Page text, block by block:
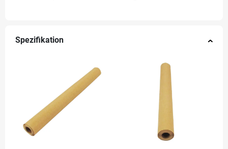
Spezifikation